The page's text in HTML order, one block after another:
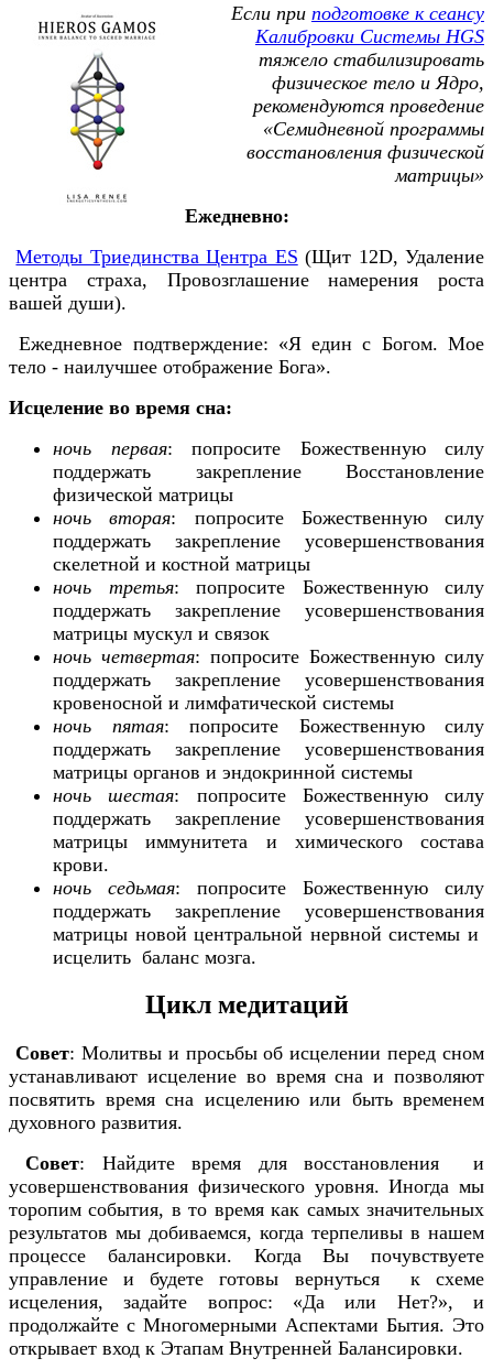
Если при подготовке к сеансу
Калибровки Системы HGS
тяжело стабилизировать
физическое тело и Ядро,
рекомендуются проведение
«Семидневной программы
восстановления физической
матрицы»
Ежедневно:
Методы Триединства Центра ES (Щит 12D, Удаление
центра страха, Провозглашение намерения роста
вашей души).
Ежедневное подтверждение: «Я един с Богом. Мое
тело - наилучшее отображение Бога».
Исцеление во время сна:
ночь первая: попросите Божественную силу
поддержать закрепление Восстановление
физической матрицы
ночь вторая: попросите Божественную силу
поддержать закрепление усовершенствования
скелетной и костной матрицы
ночь третья: попросите Божественную силу
поддержать закрепление усовершенствования
матрицы мускул и связок
ночь четвертая: попросите Божественную силу
поддержать закрепление усовершенствования
кровеносной и лимфатической системы
ночь пятая: попросите Божественную силу
поддержать закрепление усовершенствования
матрицы органов и эндокринной системы
ночь шестая: попросите Божественную силу
поддержать закрепление усовершенствования
матрицы иммунитета и химического состава
крови.
ночь седьмая: попросите Божественную силу
поддержать закрепление усовершенствования
матрицы новой центральной нервной системы и
исцелить баланс мозга.
Цикл медитаций
Совет: Молитвы и просьбы об исцелении перед сном
устанавливают исцеление во время сна и позволяют
посвятить время сна исцелению или быть временем
духовного развития.
Совет: Найдите время для восстановления и
усовершенствования физического уровня. Иногда мы
торопим события, в то время как самых значительных
результатов мы добиваемся, когда терпеливы в нашем
процессе балансировки. Когда Вы почувствуете
управление и будете готовы вернуться к схеме
исцеления, задайте вопрос: «Да или Нет?», и
продолжайте с Многомерными Аспектами Бытия. Это
открывает вход к Этапам Внутренней Балансировки.